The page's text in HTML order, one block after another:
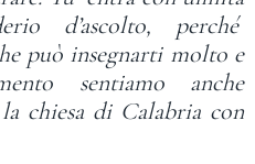
d’ascolto, perché
può insegnarti molto e
sentiamo anche
chiesa di Calabria con